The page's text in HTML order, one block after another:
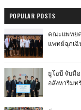
POPULAR POSTS
คณะแพทยศ
แพทย์ฉุกเ
ยูโอบี จับมื
อสังหาริมท